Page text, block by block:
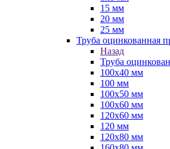
15 мм
20 мм
25 мм
Труба оцинкованная
Назад
Труба
100х40 мм
100 мм
100х50 мм
100х60 мм
120х60 мм
120 мм
120х80 мм